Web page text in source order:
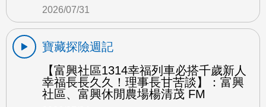
2026/07/31
寶藏探險週記
【富興社區1314幸福列車必搭千歲新人
幸福長長久久！理事長甘苦談】：富興
社區、富興休閒農場楊清茂 FM